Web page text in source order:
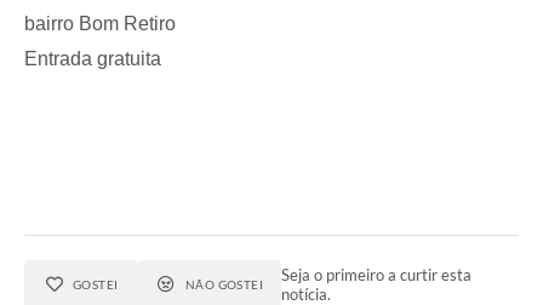
bairro Bom Retiro
Entrada gratuita
GOSTEI NÃO GOSTEI
Seja o primeiro a curtir esta
notícia.